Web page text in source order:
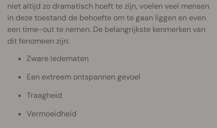
niet altijd zo dramatisch hoeft te zijn, voelen veel mensen
in deze toestand de behoefte om te gaan liggen en even
een time-out te nemen. De belangrijkste kenmerken van
dit fenomeen zijn:
Zware ledematen
Een extreem ontspannen gevoel
Traagheid
Vermoeidheid